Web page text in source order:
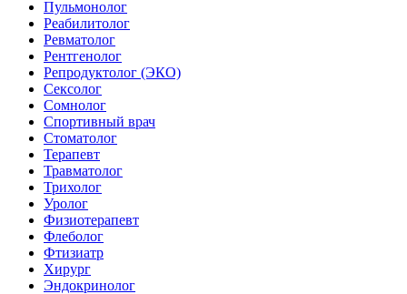
Пульмонолог
Реабилитолог
Ревматолог
Рентгенолог
Репродуктолог (ЭКО)
Сексолог
Сомнолог
Спортивный врач
Стоматолог
Терапевт
Травматолог
Трихолог
Уролог
Физиотерапевт
Флеболог
Фтизиатр
Хирург
Эндокринолог